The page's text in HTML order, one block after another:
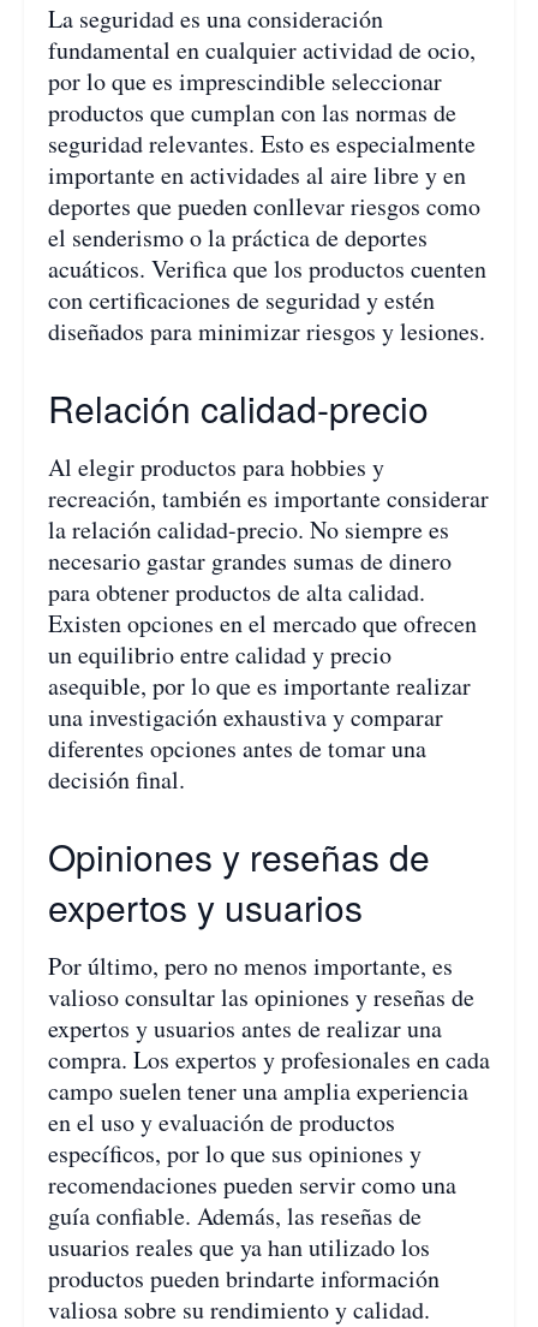
La seguridad es una consideración
fundamental en cualquier actividad de ocio,
por lo que es imprescindible seleccionar
productos que cumplan con las normas de
seguridad relevantes. Esto es especialmente
importante en actividades al aire libre y en
deportes que pueden conllevar riesgos como
el senderismo o la práctica de deportes
acuáticos. Verifica que los productos cuenten
con certificaciones de seguridad y estén
diseñados para minimizar riesgos y lesiones.
Relación calidad-precio
Al elegir productos para hobbies y
recreación, también es importante considerar
la relación calidad-precio. No siempre es
necesario gastar grandes sumas de dinero
para obtener productos de alta calidad.
Existen opciones en el mercado que ofrecen
un equilibrio entre calidad y precio
asequible, por lo que es importante realizar
una investigación exhaustiva y comparar
diferentes opciones antes de tomar una
decisión final.
Opiniones y reseñas de
expertos y usuarios
Por último, pero no menos importante, es
valioso consultar las opiniones y reseñas de
expertos y usuarios antes de realizar una
compra. Los expertos y profesionales en cada
campo suelen tener una amplia experiencia
en el uso y evaluación de productos
específicos, por lo que sus opiniones y
recomendaciones pueden servir como una
guía confiable. Además, las reseñas de
usuarios reales que ya han utilizado los
productos pueden brindarte información
valiosa sobre su rendimiento y calidad.